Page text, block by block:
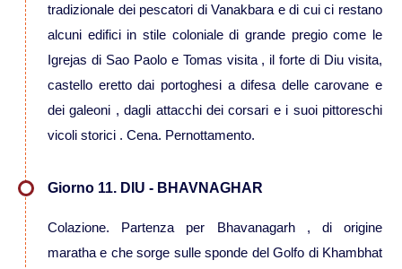
Viaggi in Nuova Zelanda
Viaggi in Australia
Viaggi in Fiji
Viaggi in Nuova Caledonia
Viaggi in Polinesia
tradizionale dei pescatori di Vanakbara e di cui ci restano
alcuni edifici in stile coloniale di grande pregio come le
Igrejas di Sao Paolo e Tomas visita , il forte di Diu visita,
castello eretto dai portoghesi a difesa delle carovane e
dei galeoni , dagli attacchi dei corsari e i suoi pittoreschi
vicoli storici . Cena. Pernottamento.
Giorno 11. DIU - BHAVNAGHAR
Colazione. Partenza per Bhavanagarh , di origine
maratha e che sorge sulle sponde del Golfo di Khambhat